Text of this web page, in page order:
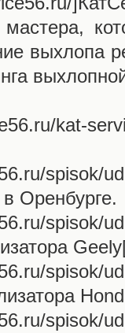
мастера,
выхлопа
kat-
spisok/
Оренбурге.
spisok/
spisok/
spisok/